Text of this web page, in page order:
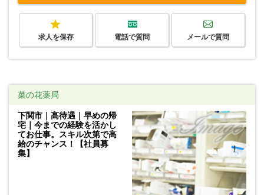
求人を保存 電話で質問 メールで質問
菜の花薬局
下関市｜高待遇｜早めの帰
宅｜今までの経験を活かし
てお仕事。スキル次第で高
給のチャンス！【社員募
集】